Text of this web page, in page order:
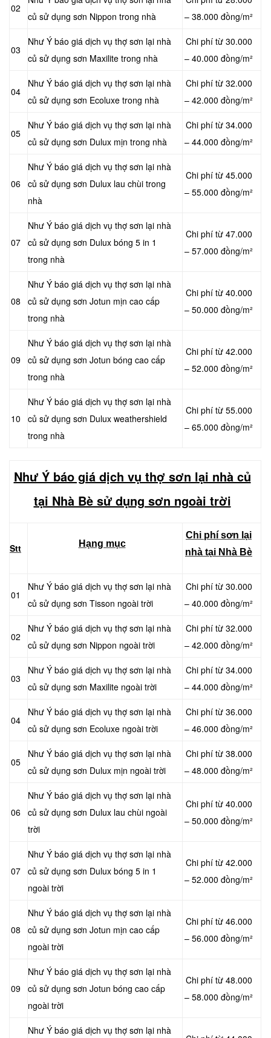
02
củ sử dụng sơn Nippon trong nhà
– 38.000 đồng/m²
03
Như Ý báo giá dịch vụ thợ sơn lại nhà
củ sử dụng sơn Maxilite trong nhà
Chi phí từ 30.000
– 40.000 đồng/m²
04
Như Ý báo giá dịch vụ thợ sơn lại nhà
củ sử dụng sơn Ecoluxe trong nhà
Chi phí từ 32.000
– 42.000 đồng/m²
05
Như Ý báo giá dịch vụ thợ sơn lại nhà
củ sử dụng sơn Dulux mịn trong nhà
Chi phí từ 34.000
– 44.000 đồng/m²
06
Như Ý báo giá dịch vụ thợ sơn lại nhà
củ sử dụng sơn Dulux lau chùi trong
nhà
Chi phí từ 45.000
– 55.000 đồng/m²
07
Như Ý báo giá dịch vụ thợ sơn lại nhà
củ sử dụng sơn Dulux bóng 5 in 1
trong nhà
Chi phí từ 47.000
– 57.000 đồng/m²
08
Như Ý báo giá dịch vụ thợ sơn lại nhà
củ sử dụng sơn Jotun mịn cao cấp
trong nhà
Chi phí từ 40.000
– 50.000 đồng/m²
09
Như Ý báo giá dịch vụ thợ sơn lại nhà
củ sử dụng sơn Jotun bóng cao cấp
trong nhà
Chi phí từ 42.000
– 52.000 đồng/m²
10
Như Ý báo giá dịch vụ thợ sơn lại nhà
củ sử dụng sơn Dulux weathershield
trong nhà
Chi phí từ 55.000
– 65.000 đồng/m²
Như Ý báo giá dịch vụ thợ sơn lại nhà củ
tại Nhà Bè sử dụng sơn ngoài trời
Stt Hạng mục
Chi phí sơn lại
nhà tại Nhà Bè
01
Như Ý báo giá dịch vụ thợ sơn lại nhà
củ sử dụng sơn Tisson ngoài trời
Chi phí từ 30.000
– 40.000 đồng/m²
02
Như Ý báo giá dịch vụ thợ sơn lại nhà
củ sử dụng sơn Nippon ngoài trời
Chi phí từ 32.000
– 42.000 đồng/m²
03
Như Ý báo giá dịch vụ thợ sơn lại nhà
củ sử dụng sơn Maxilite ngoài trời
Chi phí từ 34.000
– 44.000 đồng/m²
04
Như Ý báo giá dịch vụ thợ sơn lại nhà
củ sử dụng sơn Ecoluxe ngoài trời
Chi phí từ 36.000
– 46.000 đồng/m²
05
Như Ý báo giá dịch vụ thợ sơn lại nhà
củ sử dụng sơn Dulux mịn ngoài trời
Chi phí từ 38.000
– 48.000 đồng/m²
06
Như Ý báo giá dịch vụ thợ sơn lại nhà
củ sử dụng sơn Dulux lau chùi ngoài
trời
Chi phí từ 40.000
– 50.000 đồng/m²
07
Như Ý báo giá dịch vụ thợ sơn lại nhà
củ sử dụng sơn Dulux bóng 5 in 1
ngoài trời
Chi phí từ 42.000
– 52.000 đồng/m²
08
Như Ý báo giá dịch vụ thợ sơn lại nhà
củ sử dụng sơn Jotun mịn cao cấp
ngoài trời
Chi phí từ 46.000
– 56.000 đồng/m²
09
Như Ý báo giá dịch vụ thợ sơn lại nhà
củ sử dụng sơn Jotun bóng cao cấp
ngoài trời
Chi phí từ 48.000
– 58.000 đồng/m²
Như Ý báo giá dịch vụ thợ sơn lại nhà